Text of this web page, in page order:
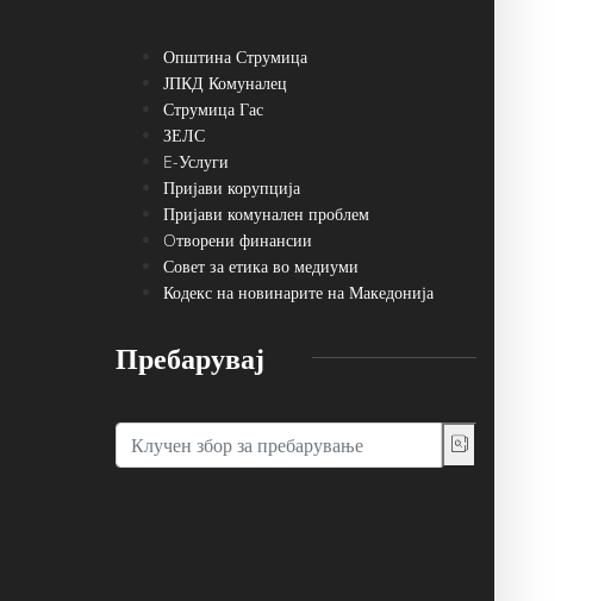
Општина Струмица
ЈПКД Комуналец
Струмица Гас
ЗЕЛС
E-Услуги
Пријави корупција
Пријави комунален проблем
Oтворени финансии
Совет за етика во медиуми
Кодекс на новинарите на Македонија
Пребарувај